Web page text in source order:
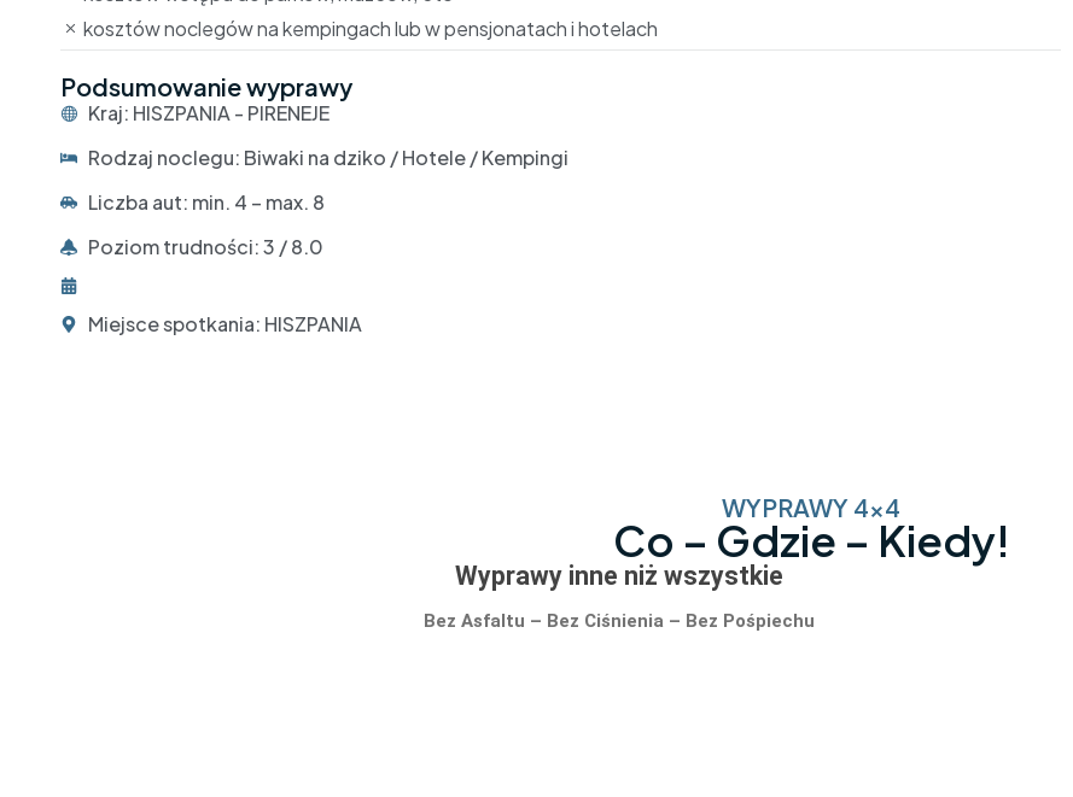
kosztów noclegów na kempingach lub w pensjonatach i hotelach
Podsumowanie wyprawy
Kraj: HISZPANIA - PIRENEJE
Rodzaj noclegu: Biwaki na dziko / Hotele / Kempingi
Liczba aut: min. 4 – max. 8
Poziom trudności: 3 / 8.0
Miejsce spotkania: HISZPANIA
WYPRAWY 4x4
Co – Gdzie – Kiedy!
Wyprawy inne niż wszystkie
Bez Asfaltu – Bez Ciśnienia – Bez Pośpiechu